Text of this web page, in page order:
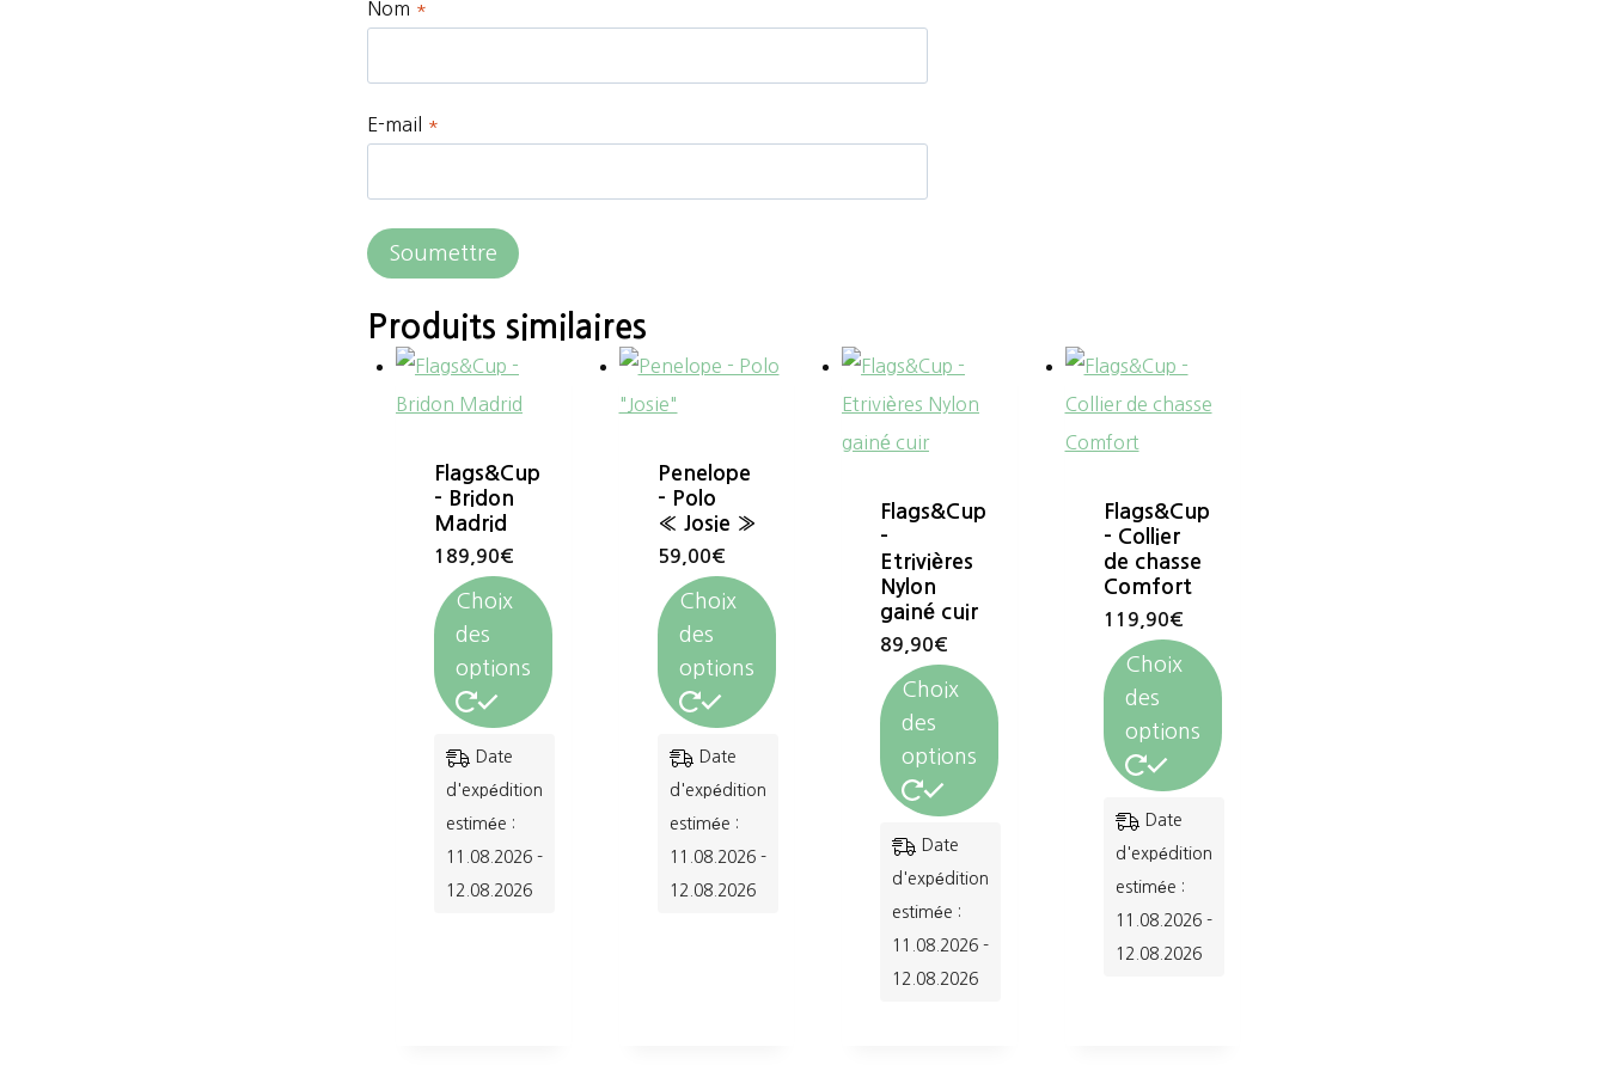
Nom *
E-mail *
Produits similaires
Flags&Cup
– Bridon
Madrid
189,90€
Choix
des
options
Ce
produit
plusieurs
variations.
Date
d'expédition
estimée :
11.08.2026 -
12.08.2026
Penelope
– Polo
« Josie »
59,00€
Choix
des
options
Ce
produit
plusieurs
variations.
Date
d'expédition
estimée :
11.08.2026 -
12.08.2026
Flags&Cup
–
Etrivières
Nylon
gainé cuir
89,90€
Choix
des
options
Ce
produit
plusieurs
variations.
Date
d'expédition
estimée :
11.08.2026 -
12.08.2026
Flags&Cup
– Collier
de chasse
Comfort
119,90€
Choix
des
options
Ce
produit
plusieurs
variations.
Date
d'expédition
estimée :
11.08.2026 -
12.08.2026